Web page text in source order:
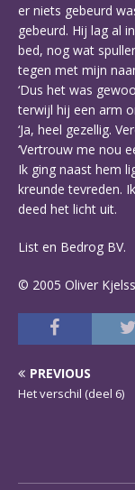
er niets gebeurd
gebeurd. Hij lag al
bed, nog wat
tegen met mijn
‘Dus het was
terwijl hij een arm
‘Ja, heel gezellig.
‘Vertrouw me nou
Ik ging naast hem
kreunde tevreden.
deed het licht uit.
List en Bedrog BV.
© 2005 Oliver
PREVIOUS
Het verschil (deel 6)